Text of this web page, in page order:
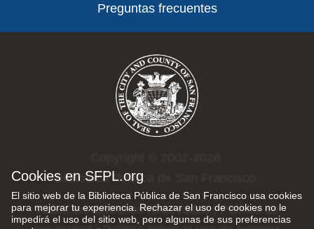
Cookies en SFPL.org
El sitio web de la Biblioteca Pública de San Francisco usa cookies
para mejorar tu experiencia. Rechazar el uso de cookies no le
impedirá el uso del sitio web, pero algunas de sus preferencias
Preguntas frecuentes
Biblioteca Pública de San Francisco.
Todos los derechos reservados |Política de